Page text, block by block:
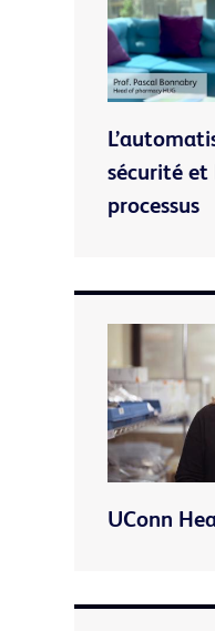
sécurité et
processus
UConn